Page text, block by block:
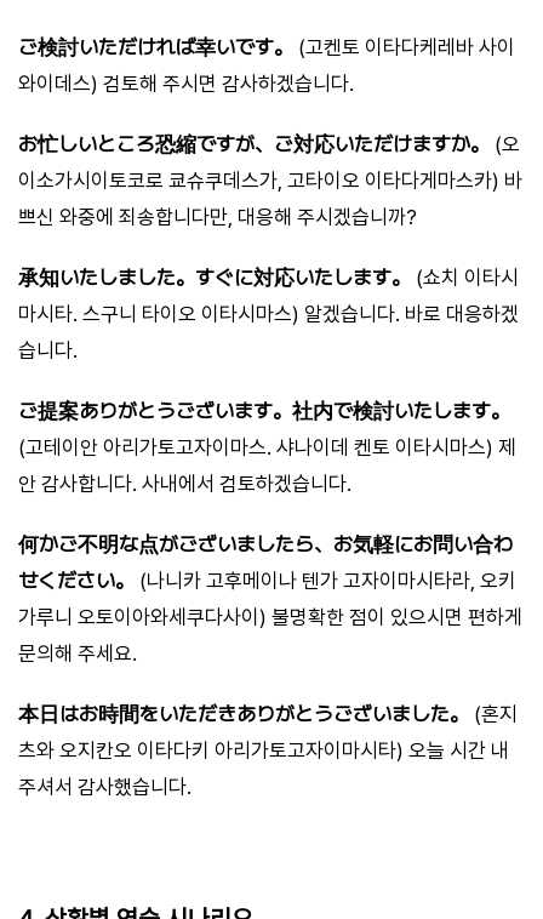
ご検討いただければ幸いです。
(고켄토 이타다케레바 사이
와이데스) 검토해 주시면 감사하겠습니다.
お忙しいところ恐縮ですが、ご対応いただけますか。
(오
이소가시이토코로 쿄슈쿠데스가, 고타이오 이타다게마스카) 바
쁘신 와중에 죄송합니다만, 대응해 주시겠습니까?
承知いたしました。すぐに対応いたします。
(쇼치 이타시
마시타. 스구니 타이오 이타시마스) 알겠습니다. 바로 대응하겠
습니다.
ご提案ありがとうございます。社内で検討いたします。
(고테이안 아리가토고자이마스. 샤나이데 켄토 이타시마스) 제
안 감사합니다. 사내에서 검토하겠습니다.
何かご不明な点がございましたら、お気軽にお問い合わ
せください。
(나니카 고후메이나 텐가 고자이마시타라, 오키
가루니 오토이아와세쿠다사이) 불명확한 점이 있으시면 편하게
문의해 주세요.
本日はお時間をいただきありがとうございました。
(혼지
츠와 오지칸오 이타다키 아리가토고자이마시타) 오늘 시간 내
주셔서 감사했습니다.